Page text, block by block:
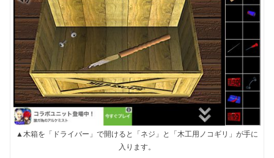
▲木箱を「ドライバー」で開けると「ネジ」と「木工用ノコギリ」が手に
入ります。